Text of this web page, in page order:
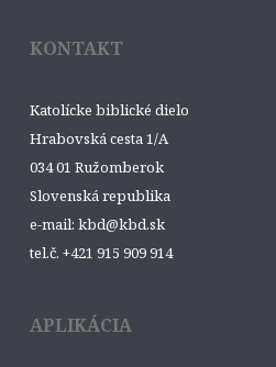
KONTAKT
Katolícke biblické dielo
Hrabovská cesta 1/A
034 01 Ružomberok
Slovenská republika
e-mail: kbd@kbd.sk
tel.č. +421 915 909 914
APLIKÁCIA